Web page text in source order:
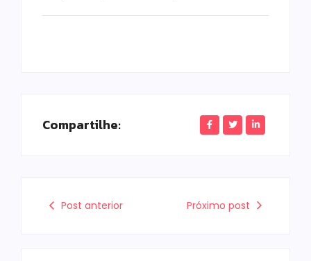
Compartilhe:
Post anterior Próximo post